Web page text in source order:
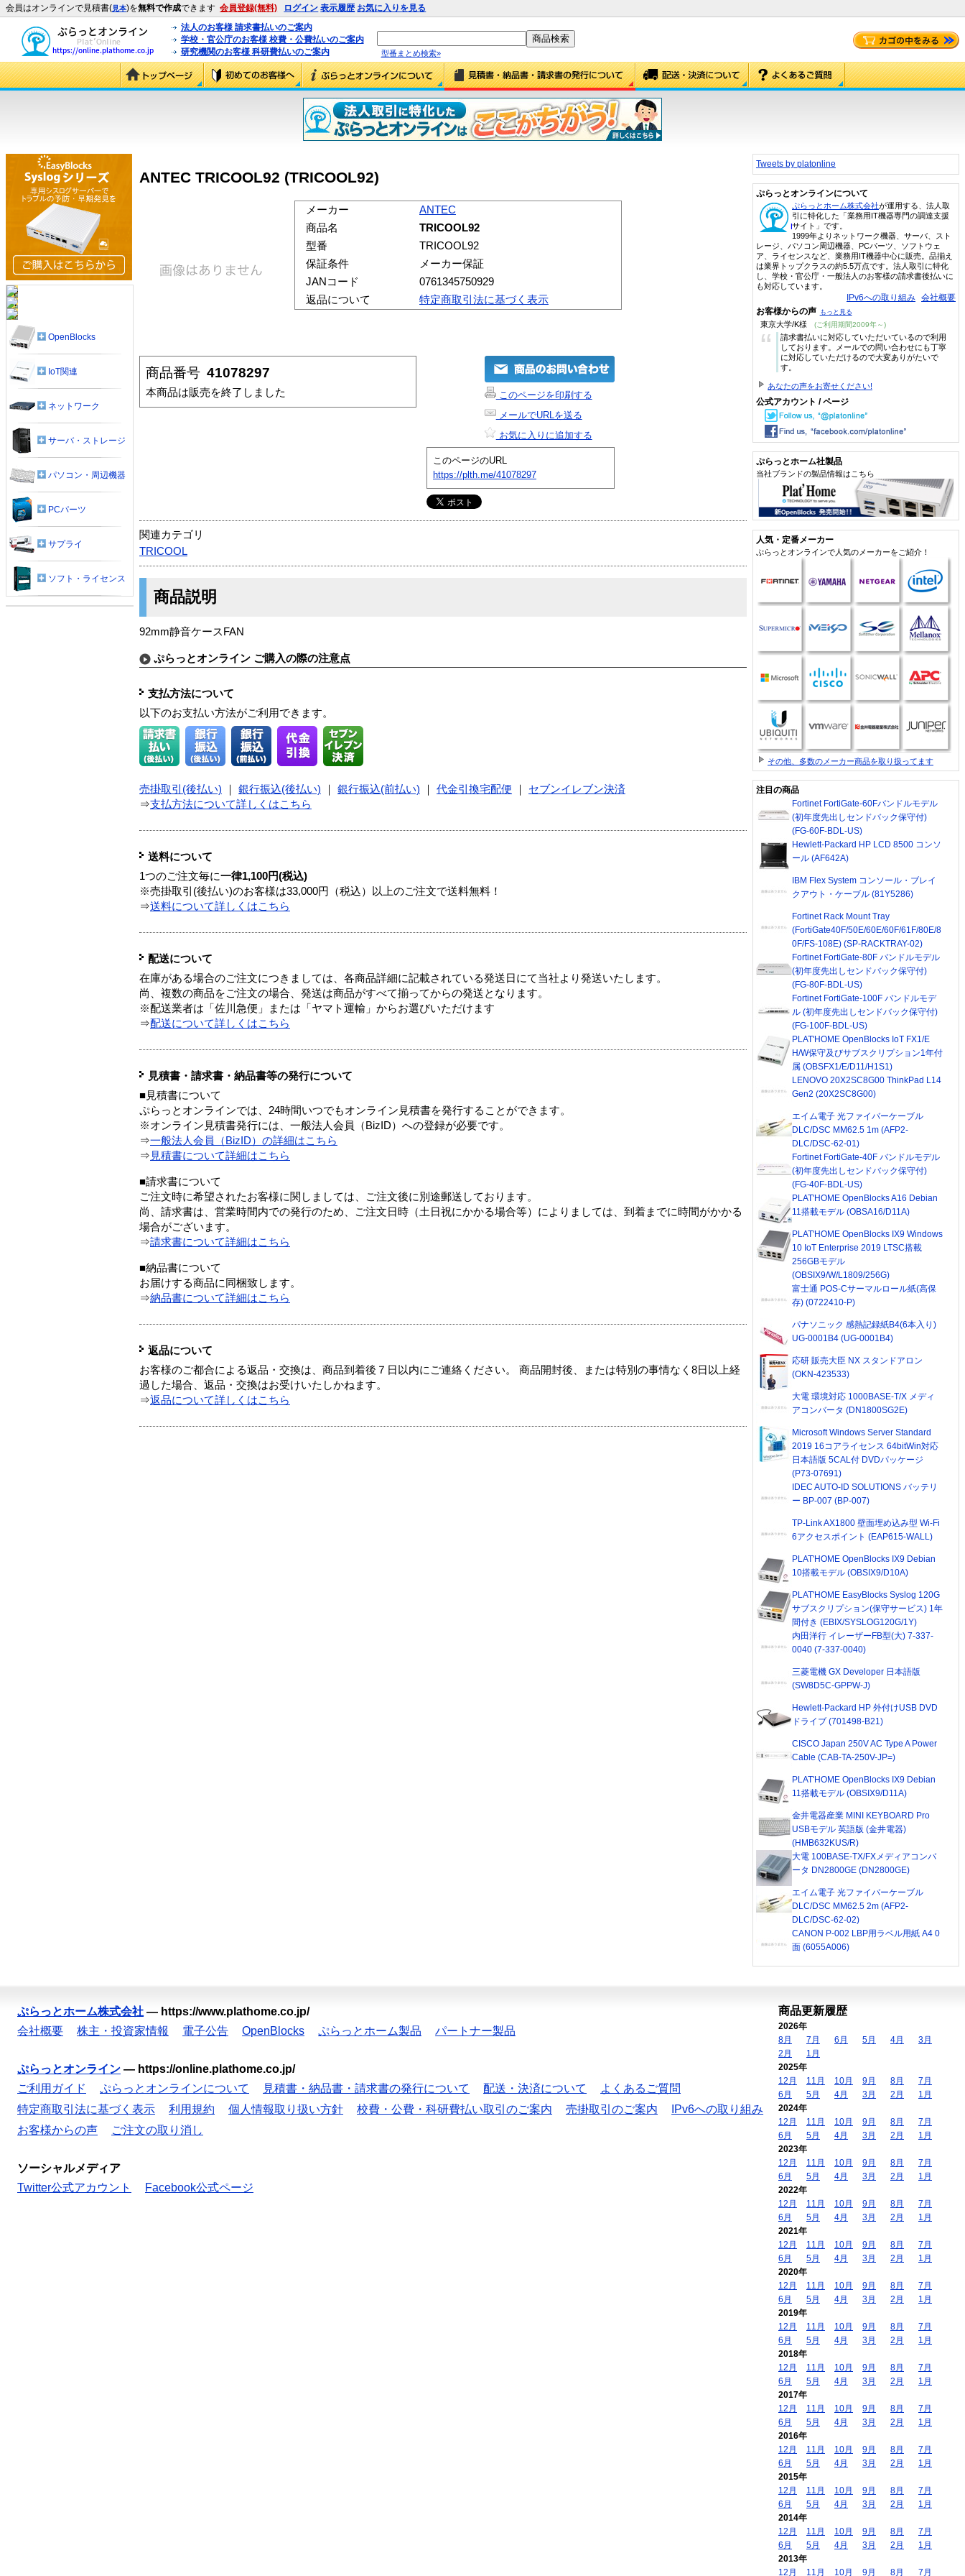
会員はオンラインで見積書(見本)を無料で作成できます 会員登録(無料) ログイン 表示履歴 お気に入りを見る
法人のお客様 請求書払いのご案内
学校・官公庁のお客様 校費・公費払いのご案内
研究機関のお客様 科研費払いのご案内
型番まとめ検索»
ANTEC TRICOOL92 (TRICOOL92)
メーカー
ANTEC
商品名
TRICOOL92
型番
TRICOOL92
保証条件
メーカー保証
JANコード
0761345750929
返品について
特定商取引法に基づく表示
商品番号 41078297
本商品は販売を終了しました
このページを印刷する
メールでURLを送る
お気に入りに追加する
このページのURL
https://plth.me/41078297
関連カテゴリ
TRICOOL
商品説明
92mm静音ケースFAN
ぷらっとオンライン ご購入の際の注意点
支払方法について
以下のお支払い方法がご利用できます。
売掛取引(後払い) 銀行振込(後払い) 銀行振込(前払い) 代金引換宅配便
セブンイレブン決済
⇒支払方法について詳しくはこちら
送料について
1つのご注文毎に一律1,100円(税込)
※売掛取引(後払い)のお客様は33,000円（税込）以上のご注文で送料無料！
⇒送料について詳しくはこちら
配送について
在庫がある場合のご注文につきましては、各商品詳細に記載されている発送日にて当社より発送いたします。
尚、複数の商品をご注文の場合、発送は商品がすべて揃ってからの発送となります。
※配送業者は「佐川急便」または「ヤマト運輸」からお選びいただけます
⇒配送について詳しくはこちら
見積書・請求書・納品書等の発行について
■見積書について
ぷらっとオンラインでは、24時間いつでもオンライン見積書を発行することができます。
※オンライン見積書発行には、一般法人会員（BizID）への登録が必要です。
⇒一般法人会員（BizID）の詳細はこちら
⇒ 見積書について詳細はこちら
■請求書について
ご注文時に希望されたお客様に関しましては、ご注文後に別途郵送しております。
尚、請求書は、営業時間内での発行のため、ご注文日時（土日祝にかかる場合等）によりましては、到着までに時間がかかる
場合がございます。
⇒請求書について詳細はこちら
■納品書について
お届けする商品に同梱致します。
⇒納品書について詳細はこちら
返品について
お客様のご都合による返品・交換は、商品到着後７日以内にご連絡ください。 商品開封後、または特別の事情なく8日以上経
過した場合、返品・交換はお受けいたしかねます。
⇒返品について詳しくはこちら
OpenBlocks
IoT関連
ネットワーク
サーバ・ストレージ
パソコン・周辺機器
PCパーツ
サプライ
ソフト・ライセンス
Tweets by platonline
ぷらっとオンラインについて
ぷらっとホーム株式会社が運用する、法人取
引に特化した「業務用IT機器専門の調達支援
サイト」です。
1999年よりネットワーク機器、サーバ、スト
レージ、パソコン周辺機器、PCパーツ、ソフトウェ
ア、ライセンスなど、業務用IT機器中心に販売。品揃え
は業界トップクラスの約5.5万点です。法人取引に特化
し、学校・官公庁・一般法人のお客様の請求書後払いに
も対応しています。
IPv6への取り組み 会社概要
お客様からの声 もっと見る
東京大学/K様 (ご利用期間2009年～)
“
請求書払いに対応していただいているので利用
しております。メールでの問い合わせにも丁寧
に対応していただけるので大変ありがたいで
す。
あなたの声をお寄せください!
公式アカウント / ページ
ぷらっとホーム社製品
当社ブランドの製品情報はこちら
人気・定番メーカー
ぷらっとオンラインで人気のメーカーをご紹介！
その他、多数のメーカー商品を取り扱ってます
注目の商品
Fortinet FortiGate-60Fバンドルモデル
(初年度先出しセンドバック保守付)
(FG-60F-BDL-US)
Hewlett-Packard HP LCD 8500 コンソ
ール (AF642A)
IBM Flex System コンソール・ブレイ
クアウト・ケーブル (81Y5286)
Fortinet Rack Mount Tray
(FortiGate40F/50E/60E/60F/61F/80E/8
0F/FS-108E) (SP-RACKTRAY-02)
Fortinet FortiGate-80F バンドルモデル
(初年度先出しセンドバック保守付)
(FG-80F-BDL-US)
Fortinet FortiGate-100F バンドルモデ
ル (初年度先出しセンドバック保守付)
(FG-100F-BDL-US)
PLAT'HOME OpenBlocks IoT FX1/E
H/W保守及びサブスクリプション1年付
属 (OBSFX1/E/D11/H1S1)
LENOVO 20X2SC8G00 ThinkPad L14
Gen2 (20X2SC8G00)
エイム電子 光ファイバーケーブル
DLC/DSC MM62.5 1m (AFP2-
DLC/DSC-62-01)
Fortinet FortiGate-40F バンドルモデル
(初年度先出しセンドバック保守付)
(FG-40F-BDL-US)
PLAT'HOME OpenBlocks A16 Debian
11搭載モデル (OBSA16/D11A)
PLAT'HOME OpenBlocks IX9 Windows
10 IoT Enterprise 2019 LTSC搭載
256GBモデル
(OBSIX9/W/L1809/256G)
富士通 POS-Cサーマルロール紙(高保
存) (0722410-P)
パナソニック 感熱記録紙B4(6本入り)
UG-0001B4 (UG-0001B4)
応研 販売大臣 NX スタンドアロン
(OKN-423533)
大電 環境対応 1000BASE-T/X メディ
アコンバータ (DN1800SG2E)
Microsoft Windows Server Standard
2019 16コアライセンス 64bitWin対応
日本語版 5CAL付 DVDパッケージ
(P73-07691)
IDEC AUTO-ID SOLUTIONS バッテリ
ー BP-007 (BP-007)
TP-Link AX1800 壁面埋め込み型 Wi-Fi
6アクセスポイント (EAP615-WALL)
PLAT'HOME OpenBlocks IX9 Debian
10搭載モデル (OBSIX9/D10A)
PLAT'HOME EasyBlocks Syslog 120G
サブスクリプション(保守サービス) 1年
間付き (EBIX/SYSLOG120G/1Y)
内田洋行 イレーザーFB型(大) 7-337-
0040 (7-337-0040)
三菱電機 GX Developer 日本語版
(SW8D5C-GPPW-J)
Hewlett-Packard HP 外付けUSB DVD
ドライブ (701498-B21)
CISCO Japan 250V AC Type A Power
Cable (CAB-TA-250V-JP=)
PLAT'HOME OpenBlocks IX9 Debian
11搭載モデル (OBSIX9/D11A)
金井電器産業 MINI KEYBOARD Pro
USBモデル 英語版 (金井電器)
(HMB632KUS/R)
大電 100BASE-TX/FXメディアコンバ
ータ DN2800GE (DN2800GE)
エイム電子 光ファイバーケーブル
DLC/DSC MM62.5 2m (AFP2-
DLC/DSC-62-02)
CANON P-002 LBP用ラベル用紙 A4 0
面 (6055A006)
ぷらっとホーム株式会社 — https://www.plathome.co.jp/
会社概要
株主・投資家情報 電子公告 OpenBlocks ぷらっとホーム製品 パートナー製品
ぷらっとオンライン — https://online.plathome.co.jp/
ご利用ガイド
ぷらっとオンラインについて 見積書・納品書・請求書の発行について 配送・決済について
よくあるご質問
特定商取引法に基づく表示
利用規約 個人情報取り扱い方針 校費・公費・科研費払い取引のご案内 売掛取引のご案内
IPv6への取り組み
お客様からの声
ご注文の取り消し
ソーシャルメディア
Twitter公式アカウント
Facebook公式ページ
商品更新履歴
2026年
8月
7月 6月 5月 4月
3月
2月
1月
2025年
12月
11月 10月 9月 8月
7月
6月
5月 4月 3月 2月
1月
2024年
12月
11月 10月 9月 8月
7月
6月
5月 4月 3月 2月
1月
2023年
12月
11月 10月 9月 8月
7月
6月
5月 4月 3月 2月
1月
2022年
12月
11月 10月 9月 8月
7月
6月
5月 4月 3月 2月
1月
2021年
12月
11月 10月 9月 8月
7月
6月
5月 4月 3月 2月
1月
2020年
12月
11月 10月 9月 8月
7月
6月
5月 4月 3月 2月
1月
2019年
12月
11月 10月 9月 8月
7月
6月
5月 4月 3月 2月
1月
2018年
12月
11月 10月 9月 8月
7月
6月
5月 4月 3月 2月
1月
2017年
12月
11月 10月 9月 8月
7月
6月
5月 4月 3月 2月
1月
2016年
12月
11月 10月 9月 8月
7月
6月
5月 4月 3月 2月
1月
2015年
12月
11月 10月 9月 8月
7月
6月
5月 4月 3月 2月
1月
2014年
12月
11月 10月 9月 8月
7月
6月
5月 4月 3月 2月
1月
2013年
12月
11月 10月 9月 8月 7月